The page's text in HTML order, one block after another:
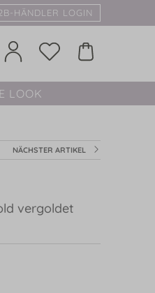
HÄNDLER LOGIN
LOOK
NÄCHSTER ARTIKEL
vergoldet